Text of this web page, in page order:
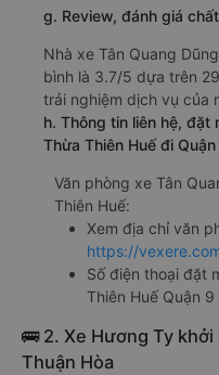
g. Review, đánh giá
Nhà xe Tân Quang
bình là 3.7/5 dựa trên
trải nghiệm dịch vụ của
h. Thông tin liên hệ,
Thừa Thiên Huế đi
Văn phòng xe Tân
Thiên Huế:
Xem địa chỉ văn
https://
Số điện thoại đặt
Thiên Huế Quận 9
🚌 2. Xe Hương Ty
Thuận Hòa